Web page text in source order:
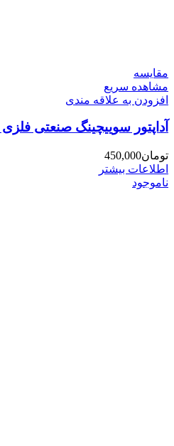
مقایسه
مشاهده سریع
افزودن به علاقه مندی
آداپتور سوییچینگ صنعتی فلزی 12 ولت 10 آمپر
تومان450,000
اطلاعات بیشتر
ناموجود